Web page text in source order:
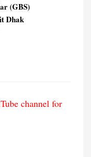
(GBS)
Dhak
channel for